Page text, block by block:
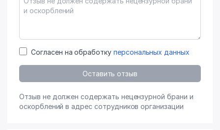
Согласен на обработку персональных данных
Оставить отзыв
Отзыв не должен содержать нецензурной брани и
оскорблений в адрес сотрудников организации